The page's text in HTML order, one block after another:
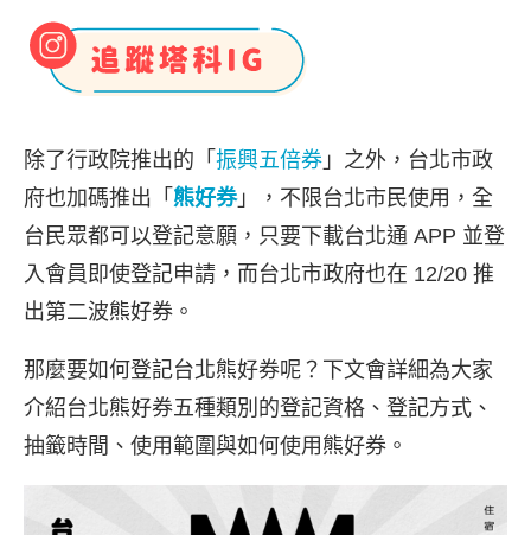
除了行政院推出的「 振興五倍券 」之外，台北市政
府也加碼推出「 熊好券」，不限台北市民使用，全
台民眾都可以登記意願，只要下載台北通 APP 並登
入會員即使登記申請，而台北市政府也在 12/20 推
出第二波熊好券。
那麼要如何登記台北熊好券呢？下文會詳細為大家
介紹台北熊好券五種類別的登記資格、登記方式、
抽籤時間、使用範圍與如何使用熊好券。